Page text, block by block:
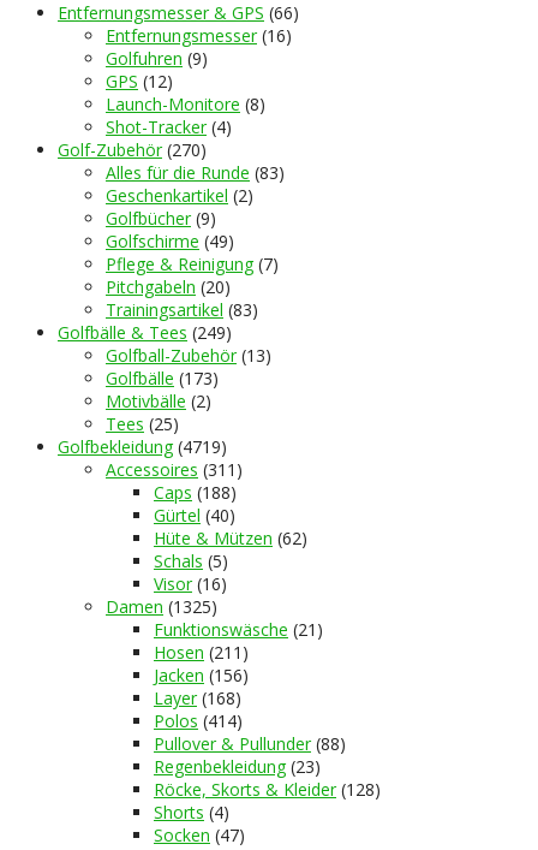
Entfernungsmesser & GPS (66)
Entfernungsmesser (16)
Golfuhren (9)
GPS (12)
Launch-Monitore (8)
Shot-Tracker (4)
Golf-Zubehör (270)
Alles für die Runde (83)
Geschenkartikel (2)
Golfbücher (9)
Golfschirme (49)
Pflege & Reinigung (7)
Pitchgabeln (20)
Trainingsartikel (83)
Golfbälle & Tees (249)
Golfball-Zubehör (13)
Golfbälle (173)
Motivbälle (2)
Tees (25)
Golfbekleidung (4719)
Accessoires (311)
Caps (188)
Gürtel (40)
Hüte & Mützen (62)
Schals (5)
Visor (16)
Damen (1325)
Funktionswäsche (21)
Hosen (211)
Jacken (156)
Layer (168)
Polos (414)
Pullover & Pullunder (88)
Regenbekleidung (23)
Röcke, Skorts & Kleider (128)
Shorts (4)
Socken (47)